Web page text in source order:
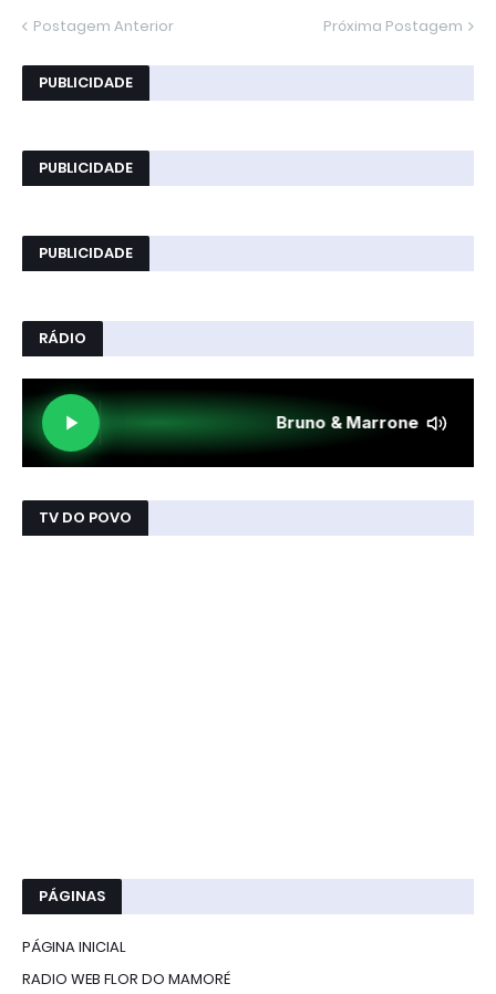
Postagem Anterior Próxima Postagem
PUBLICIDADE
PUBLICIDADE
PUBLICIDADE
RÁDIO
TV DO POVO
PÁGINAS
PÁGINA INICIAL
RADIO WEB FLOR DO MAMORÉ